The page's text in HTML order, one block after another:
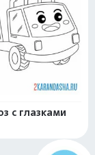
с глазками